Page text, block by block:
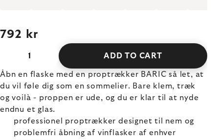
792 kr
ADD TO CART
Åbn en flaske med en proptrækker BARIC så let, at
du vil føle dig som en sommelier. Bare klem, træk
og voilà - proppen er ude, og du er klar til at nyde
endnu et glas.
professionel proptrækker designet til nem og
problemfri åbning af vinflasker af enhver